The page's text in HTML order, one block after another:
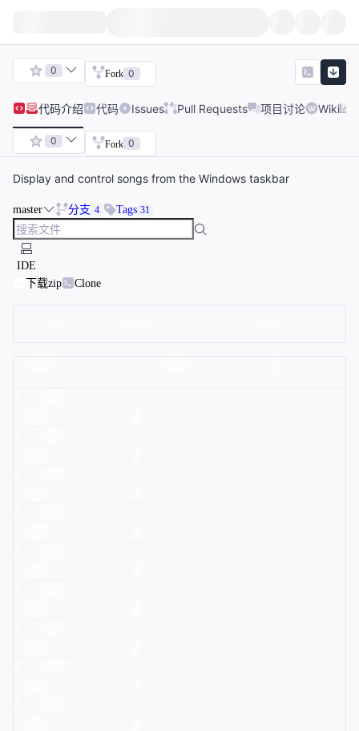
0 Fork 0
代码介绍 代码 Issues Pull Requests 项目讨论 Wiki
0 Fork 0
Display and control songs from the Windows taskbar
master 分支 4 Tags 31
IDE
下载zip
Clone